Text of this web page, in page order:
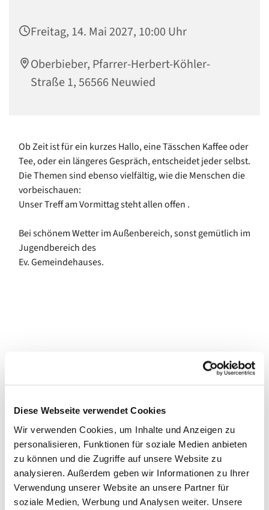
Diese Webseite verwendet Cookies
Wir verwenden Cookies, um Inhalte und Anzeigen zu
personalisieren, Funktionen für soziale Medien anbieten
zu können und die Zugriffe auf unsere Website zu
analysieren. Außerdem geben wir Informationen zu Ihrer
Verwendung unserer Website an unsere Partner für
soziale Medien, Werbung und Analysen weiter. Unsere
Freitag, 14. Mai 2027, 10:00 Uhr
Oberbieber, Pfarrer-Herbert-Köhler-
Straße 1, 56566 Neuwied
Ob Zeit ist für ein kurzes Hallo, eine Tässchen Kaffee oder
Tee, oder ein längeres Gespräch, entscheidet jeder selbst.
Die Themen sind ebenso vielfältig, wie die Menschen die
vorbeischauen:
Unser Treff am Vormittag steht allen offen .
Bei schönem Wetter im Außenbereich, sonst gemütlich im
Jugendbereich des
Ev. Gemeindehauses.